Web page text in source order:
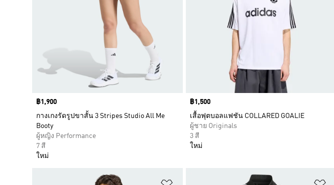
Price
฿1,900
กางเกงรัดรูปขาสั้น 3 Stripes Studio All Me
Booty
ผู้หญิง Performance
7 สี
ใหม่
Price
฿1,500
เสื้อฟุตบอลแฟชัน COLLARED GOALIE
ผู้ชาย Originals
3 สี
ใหม่
เพิ่มไปยังรายการสินค้าโปรด